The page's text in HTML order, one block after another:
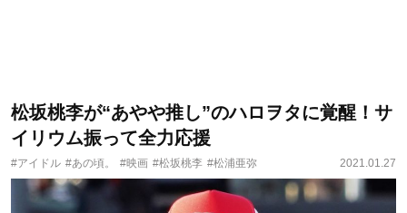
松坂桃李が“あやや推し”のハロヲタに覚醒！サ
イリウム振って全力応援
#アイドル #あの頃。 #映画 #松坂桃李 #松浦亜弥 2021.01.27